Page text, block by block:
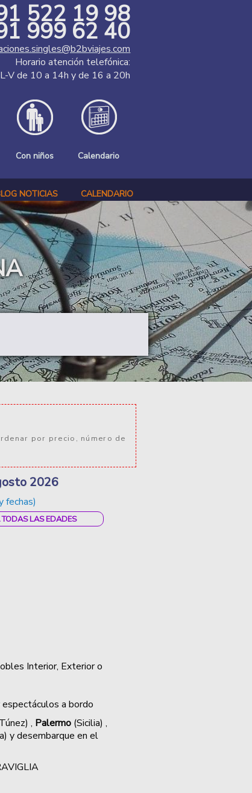
522 19 98
999 62 40
Horario atención telefónica:
L-V de 10 a 14h y de 16 a 20h
Con niños Calendario
NOTICIAS CALENDARIO
por precio, número de
2026
fechas)
TODAS LAS EDADES
Interior, Exterior o
a bordo
, Palermo (Sicilia) ,
y desembarque en el